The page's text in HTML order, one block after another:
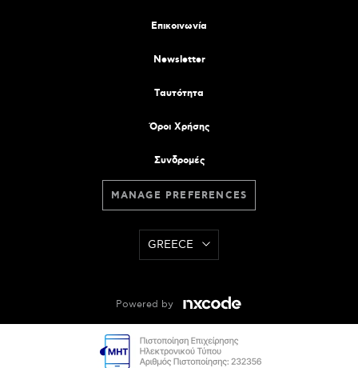
Επικοινωνία
Newsletter
Tαυτότητα
Όροι Χρήσης
Συνδρομές
MANAGE PREFERENCES
GREECE
Powered by